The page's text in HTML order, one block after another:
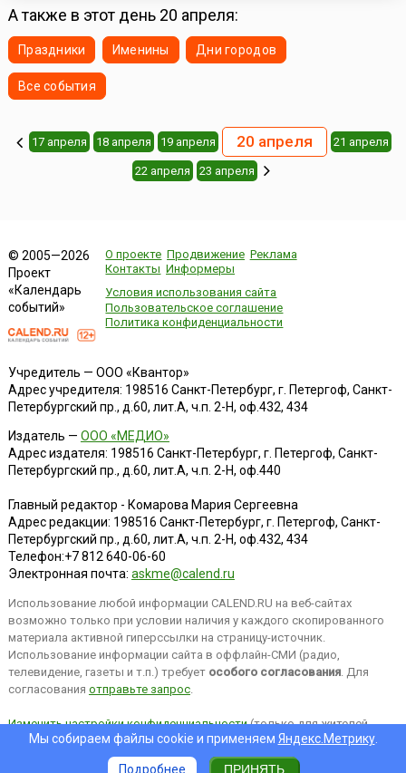
ввели в Цхинвали подразделения МВД Грузии. О...
А также в этот день 20 апреля:
Праздники Именины Дни городов
Все события
17 апреля 18 апреля 19 апреля 20 апреля 21 апреля
22 апреля 23 апреля
© 2005—2026
Проект
«Календарь
событий»
О проекте Продвижение Реклама
Контакты Информеры
Условия использования сайта
Пользовательское соглашение
Политика конфиденциальности
Учредитель — ООО «Квантор»
Адрес учредителя: 198516 Санкт-Петербург, г. Петергоф, Санкт-
Петербургский пр., д.60, лит.А, ч.п. 2-Н, оф.432, 434
Издатель — ООО «МЕДИО»
Адрес издателя: 198516 Санкт-Петербург, г. Петергоф, Санкт-
Петербургский пр., д.60, лит.А, ч.п. 2-Н, оф.440
Главный редактор - Комарова Мария Сергеевна
Адрес редакции: 198516 Санкт-Петербург, г. Петергоф, Санкт-
Петербургский пр., д.60, лит.А, ч.п. 2-Н, оф.432, 434
Телефон:+7 812 640-06-60
Электронная почта: askme@calend.ru
Использование любой информации CALEND.RU на веб-сайтах
возможно только при условии наличия у каждого скопированного
материала активной гиперссылки на страницу-источник.
Использование информации сайта в оффлайн-СМИ (радио,
телевидение, газеты и т.п.) требует особого согласования. Для
согласования отправьте запрос.
Изменить настройки конфиденциальности(только для жителей
EEA).Мы собираем файлы cookie и применяем Яндекс.Метрику.
Подробнее ПРИНЯТЬ